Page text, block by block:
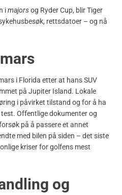
imajorsog Ryder Cup, blir Tiger
rettsdatoer – og nå
i Florida etter at hans SUV
på Jupiter Island. Lokale
i påvirket tilstand og for å ha
Offentlige dokumenter og
på å passere et annet
med bilen på siden – det siste
kriser for golfens mest
og